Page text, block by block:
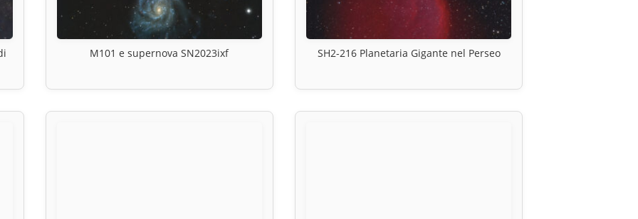
M101 e supernova SN2023ixf SH2-216 Planetaria Gigante nel Perseo